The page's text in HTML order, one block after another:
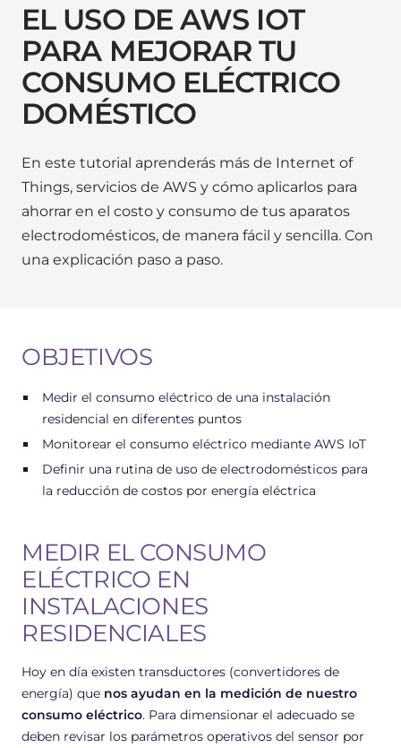
EL USO DE AWS IOT
PARA MEJORAR TU
CONSUMO ELÉCTRICO
DOMÉSTICO
En este tutorial aprenderás más de Internet of
Things, servicios de AWS y cómo aplicarlos para
ahorrar en el costo y consumo de tus aparatos
electrodomésticos, de manera fácil y sencilla. Con
una explicación paso a paso.
OBJETIVOS
Medir el consumo eléctrico de una instalación
residencial en diferentes puntos
Monitorear el consumo eléctrico mediante AWS IoT
Definir una rutina de uso de electrodomésticos para
la reducción de costos por energía eléctrica
MEDIR EL CONSUMO
ELÉCTRICO EN
INSTALACIONES
RESIDENCIALES
Hoy en día existen transductores (convertidores de
energía) que nos ayudan en la medición de nuestro
consumo eléctrico. Para dimensionar el adecuado se
deben revisar los parámetros operativos del sensor por